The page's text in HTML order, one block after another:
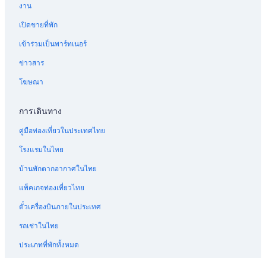
ร์
ต
เ
ม
ต์
ห้
น
อ
น
ก
า
ข
ว
า
ง
ร้
า
น
4
ห้
ง
อ
น
เ
พ
อ
ลี
ใ
ก
ล้
ส
า
คิ
ง
ส์
ตั
ดู
พ
ซ์
อ
พ
า
ต
ม
น
ต์
บั
โ
บ
ท
วิ
ค
ค
แ
ส
เ
ต
เ
ย
รี
ท
รี
ท
งาน
เปิดขายที่พัก
เข้าร่วมเป็นพาร์ทเนอร์
ข่าวสาร
โฆษณา
การเดินทาง
คู่มือท่องเที่ยวในประเทศไทย
โรงแรมในไทย
บ้านพักตากอากาศในไทย
แพ็คเกจท่องเที่ยวไทย
ตั๋วเครื่องบินภายในประเทศ
รถเช่าในไทย
ประเภทที่พักทั้งหมด